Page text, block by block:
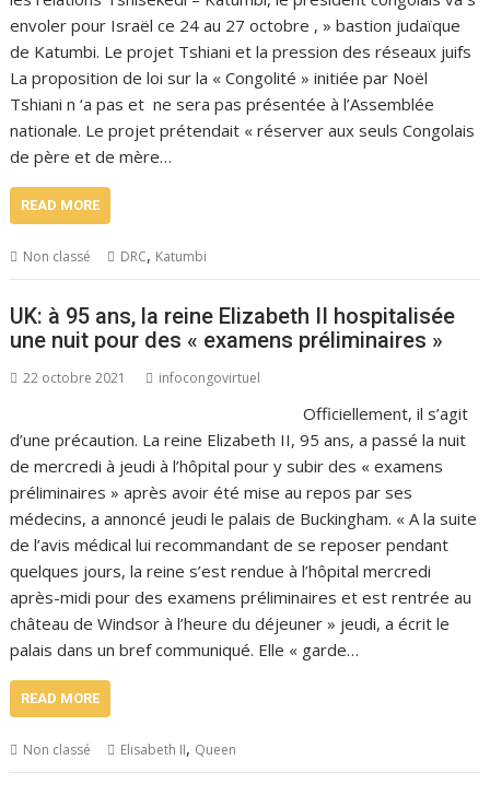
envoler pour Israël ce 24 au 27 octobre , » bastion judaïque
de Katumbi. Le projet Tshiani et la pression des réseaux juifs
La proposition de loi sur la « Congolité » initiée par Noël
Tshiani n ‘a pas et ne sera pas présentée à l’Assemblée
nationale. Le projet prétendait « réserver aux seuls Congolais
de père et de mère…
READ MORE
Non classé DRC, Katumbi
UK: à 95 ans, la reine Elizabeth II hospitalisée
une nuit pour des « examens préliminaires »
22 octobre 2021 infocongovirtuel
Officiellement, il s’agit
d’une précaution. La reine Elizabeth II, 95 ans, a passé la nuit
de mercredi à jeudi à l’hôpital pour y subir des « examens
préliminaires » après avoir été mise au repos par ses
médecins, a annoncé jeudi le palais de Buckingham. « A la suite
de l’avis médical lui recommandant de se reposer pendant
quelques jours, la reine s’est rendue à l’hôpital mercredi
après-midi pour des examens préliminaires et est rentrée au
château de Windsor à l’heure du déjeuner » jeudi, a écrit le
palais dans un bref communiqué. Elle « garde…
READ MORE
Non classé Elisabeth II, Queen